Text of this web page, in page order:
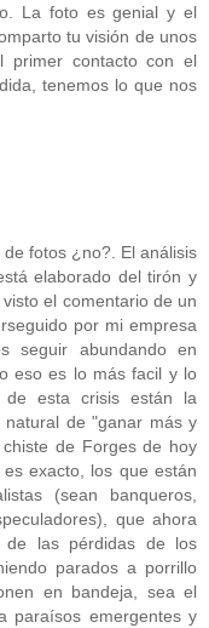
La foto es genial y el
tu visión de unos
primer contacto con el
tenemos lo que nos
fotos ¿no?. El análisis
elaborado del tirón y
el comentario de un
por mi empresa
seguir abundando en
eso es lo más facil y lo
de esta crisis están la
de "ganar más y
de Forges de hoy
exacto, los que están
(sean banqueros,
que ahora
las pérdidas de los
parados a porrillo
en bandeja, sea el
paraísos emergentes y